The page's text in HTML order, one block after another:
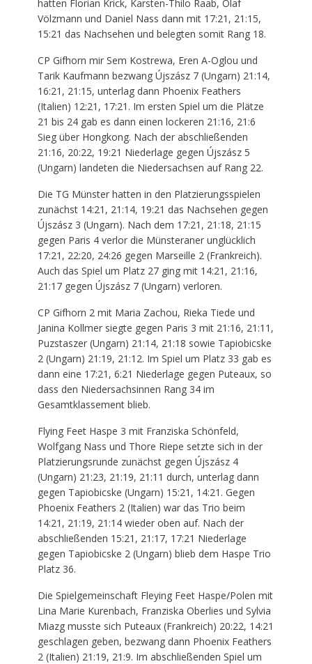
hatten Florian Krick, Karsten-Thilo Raab, Olaf
Völzmann und Daniel Nass dann mit 17:21, 21:15,
15:21 das Nachsehen und belegten somit Rang 18.
CP Gifhorn mir Sem Kostrewa, Eren A-Oglou und
Tarik Kaufmann bezwang Újszász 7 (Ungarn) 21:14,
16:21, 21:15, unterlag dann Phoenix Feathers
(Italien) 12:21, 17:21. Im ersten Spiel um die Plätze
21 bis 24 gab es dann einen lockeren 21:16, 21:6
Sieg über Hongkong. Nach der abschließenden
21:16, 20:22, 19:21 Niederlage gegen Újszász 5
(Ungarn) landeten die Niedersachsen auf Rang 22.
Die TG Münster hatten in den Platzierungsspielen
zunächst 14:21, 21:14, 19:21 das Nachsehen gegen
Újszász 3 (Ungarn). Nach dem 17:21, 21:18, 21:15
gegen Paris 4 verlor die Münsteraner unglücklich
17:21, 22:20, 24:26 gegen Marseille 2 (Frankreich).
Auch das Spiel um Platz 27 ging mit 14:21, 21:16,
21:17 gegen Újszász 7 (Ungarn) verloren.
CP Gifhorn 2 mit Maria Zachou, Rieka Tiede und
Janina Kollmer siegte gegen Paris 3 mit 21:16, 21:11,
Puzstaszer (Ungarn) 21:14, 21:18 sowie Tapiobicske
2 (Ungarn) 21:19, 21:12. Im Spiel um Platz 33 gab es
dann eine 17:21, 6:21 Niederlage gegen Puteaux, so
dass den Niedersachsinnen Rang 34 im
Gesamtklassement blieb.
Flying Feet Haspe 3 mit Franziska Schönfeld,
Wolfgang Nass und Thore Riepe setzte sich in der
Platzierungsrunde zunächst gegen Újszász 4
(Ungarn) 21:23, 21:19, 21:11 durch, unterlag dann
gegen Tapiobicske (Ungarn) 15:21, 14:21. Gegen
Phoenix Feathers 2 (Italien) war das Trio beim
14:21, 21:19, 21:14 wieder oben auf. Nach der
abschließenden 15:21, 21:17, 17:21 Niederlage
gegen Tapiobicske 2 (Ungarn) blieb dem Haspe Trio
Platz 36.
Die Spielgemeinschaft Fleying Feet Haspe/Polen mit
Lina Marie Kurenbach, Franziska Oberlies und Sylvia
Miazg musste sich Puteaux (Frankreich) 20:22, 14:21
geschlagen geben, bezwang dann Phoenix Feathers
2 (Italien) 21:19, 21:9. Im abschließenden Spiel um